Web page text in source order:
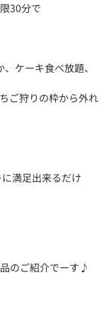
30分で
ケーキ食べ放題、
ご狩りの枠から外れ
満足出来るだけ
のご紹介でーす♪